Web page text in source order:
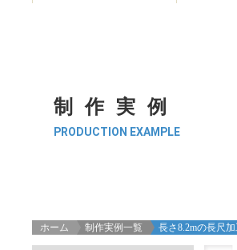
制作実例
PRODUCTION EXAMPLE
ホーム 制作実例一覧 長さ8.2mの長尺加